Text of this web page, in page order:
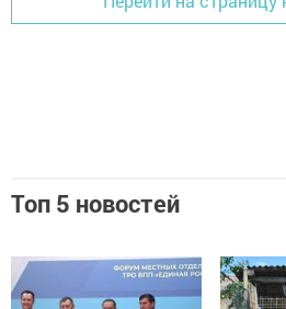
Топ 5 новостей